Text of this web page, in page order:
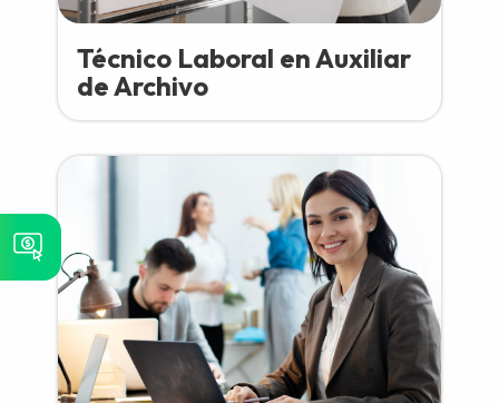
Técnico Laboral en Auxiliar
de Archivo